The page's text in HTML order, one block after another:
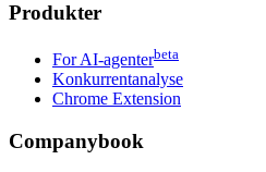
Produkter
For AI-agenterbeta
Konkurrentanalyse
Chrome Extension
Companybook